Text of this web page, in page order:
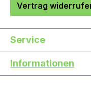
Vertrag
Service
Informationen